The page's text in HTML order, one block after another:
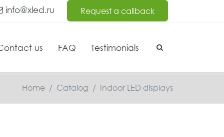
info@xled.ru Request a callback
us FAQ Testimonials
Home / Catalog / Indoor LED displays